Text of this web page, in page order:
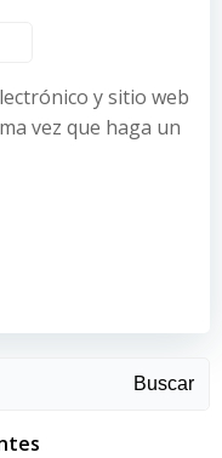
y sitio web
vez que haga un
Buscar